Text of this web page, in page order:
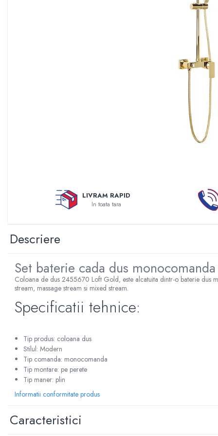
Echipamente HORECA
Filtre apa cu purjare
Accesorii consumabile sterilizator
Carcase Filtre apa
Accesorii consumabile
dedurizatoare apa
Incalzire in pardoseala
Accesorii incalzire in pardoseala
Automatizare incalzire in
pardoseala
Kituri incalzire in pardoseala
Cutie distribuitor incalzire in
pardoseala
Distribuitoare incalzire pardoseala
pardoseala
LIVRAM RAPID
In toata tara
Descriere
Set baterie cada dus
Coloana de dus 2455670 Loft Gold, este alcatuita dintr-o baterie dus
stream, massage stream si mixed stream.
Specificatii tehnice:
Tip produs: coloana dus
Stilul: Modern
Tip comanda: monocomanda
Tip montare: pe perete
Tip maner: plin
Informatii conformitate produs
Caracteristici